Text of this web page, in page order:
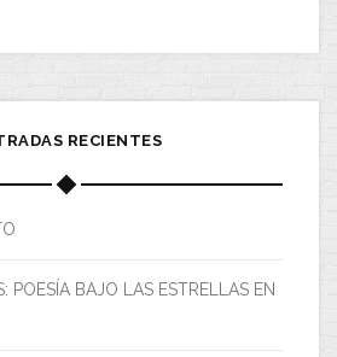
RECIENTES
POESÍA BAJO LAS ESTRELLAS EN